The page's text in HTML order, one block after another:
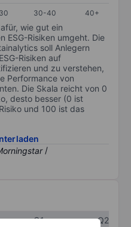
30-40 40+
wie gut ein
ESG-Risiken umgeht. Die
soll Anlegern
Risiken auf
und zu verstehen,
Performance von
Die Skala reicht von 0
desto besser (0 ist
und 100 ist das
/
Q1
Q2